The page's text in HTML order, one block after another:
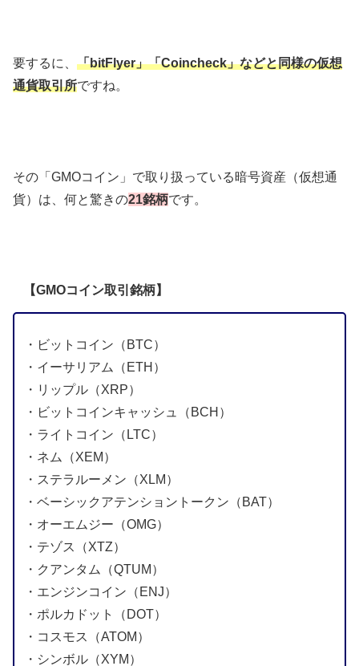
要するに、 「bitFlyer」「Coincheck」などと同様の仮想
通貨取引所ですね。
その「GMOコイン」で取り扱っている暗号資産（仮想通
貨）は、何と驚きの21銘柄です。
【GMOコイン取引銘柄】
・ビットコイン（BTC）
・イーサリアム（ETH）
・リップル（XRP）
・ビットコインキャッシュ（BCH）
・ライトコイン（LTC）
・ネム（XEM）
・ステラルーメン（XLM）
・ベーシックアテンショントークン（BAT）
・オーエムジー（OMG）
・テゾス（XTZ）
・クアンタム（QTUM）
・エンジンコイン（ENJ）
・ポルカドット（DOT）
・コスモス（ATOM）
・シンボル（XYM）